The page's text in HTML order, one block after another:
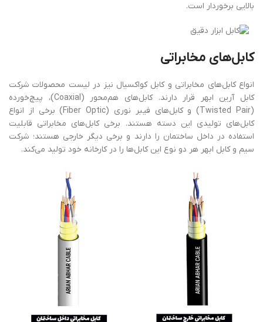
بالایی برخوردار است.
کابلهای مخابراتی
انواع کابل‌های مخابراتی و کابل کواکسیال نیز در لیست محصولات شرکت
کابل آرین ابهر قرار دارند. کابل‌های هم‌محور (Coaxial)، پیچ‌خورده
(Twisted Pair) و کابل‌های فیبر نوری (Fiber Optic) برخی از انواع
کابل‌های تولیدی این دسته هستند. برخی کابل‌های مخابراتی قابلیت
استفاده در داخل ساختمان را دارند و برخی دیگر خارجی هستند؛ شرکت
سیم و کابل ابهر هر دو نوع این کابل‌ها را در کارخانه خود تولید می‌کند.